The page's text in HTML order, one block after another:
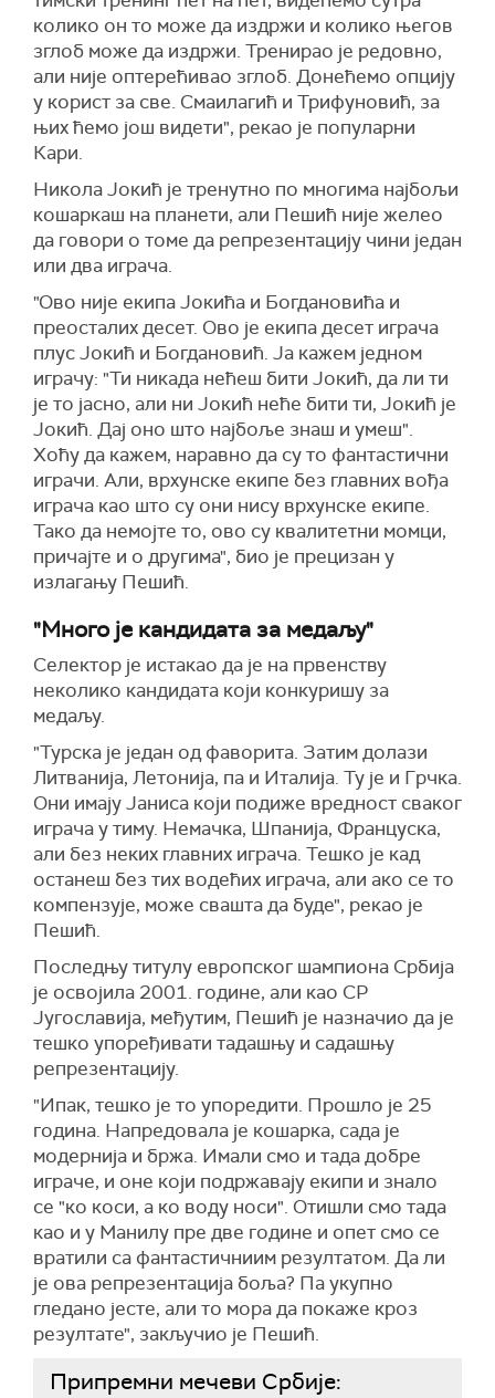
колико он то може да издржи и колико његов
зглоб може да издржи. Тренирао је редовно,
али није оптерећивао зглоб. Донећемо опцију
у корист за све. Смаилагић и Трифуновић, за
њих ћемо још видети", рекао је популарни
Кари.
Никола Јокић је тренутно по многима најбољи
кошаркаш на планети, али Пешић није желео
да говори о томе да репрезентацију чини један
или два играча.
"Ово није екипа Јокића и Богдановића и
преосталих десет. Ово је екипа десет играча
плус Јокић и Богдановић. Ја кажем једном
играчу: "Ти никада нећеш бити Јокић, да ли ти
је то јасно, али ни Јокић неће бити ти, Јокић је
Јокић. Дај оно што најбоље знаш и умеш".
Хоћу да кажем, наравно да су то фантастични
играчи. Али, врхунске екипе без главних вођа
играча као што су они нису врхунске екипе.
Тако да немојте то, ово су квалитетни момци,
причајте и о другима", био је прецизан у
излагању Пешић.
"Много је кандидата за медаљу"
Селектор је истакао да је на првенству
неколико кандидата који конкуришу за
медаљу.
"Турска је један од фаворита. Затим долази
Литванија, Летонија, па и Италија. Ту је и Грчка.
Они имају Јаниса који подиже вредност сваког
играча у тиму. Немачка, Шпанија, Француска,
али без неких главних играча. Тешко је кад
останеш без тих водећих играча, али ако се то
компензује, може свашта да буде", рекао је
Пешић.
Последњу титулу европског шампиона Србија
је освојила 2001. године, али као СР
Југославија, међутим, Пешић је назначио да је
тешко упоређивати тадашњу и садашњу
репрезентацију.
"Ипак, тешко је то упоредити. Прошло је 25
година. Напредовала је кошарка, сада је
модернија и бржа. Имали смо и тада добре
играче, и оне који подржавају екипи и знало
се "ко коси, а ко воду носи". Отишли смо тада
као и у Манилу пре две године и опет смо се
вратили са фантастичниим резултатом. Да ли
је ова репрезентација боља? Па укупно
гледано јесте, али то мора да покаже кроз
резултате", закључио је Пешић.
Припремни мечеви Србије: